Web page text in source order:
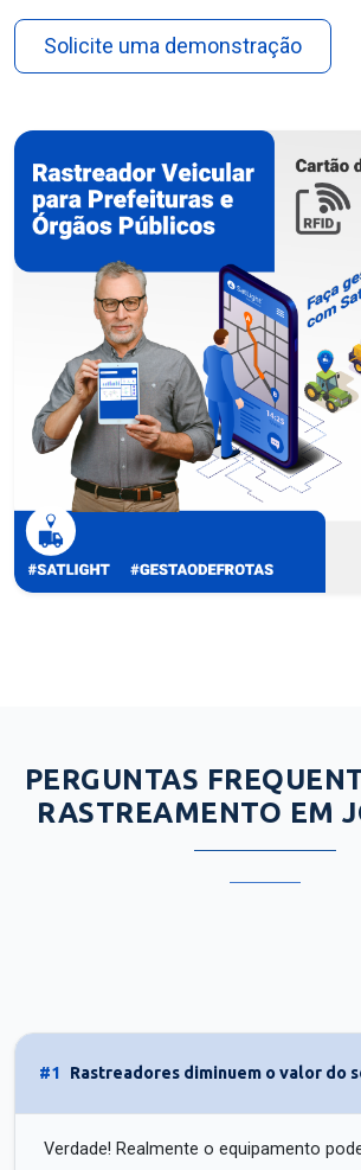
Solicite uma demonstração
PERGUNTAS
RASTREAMENTO EM
#1 Rastreadores diminuem o valor do
Verdade! Realmente o equipamento